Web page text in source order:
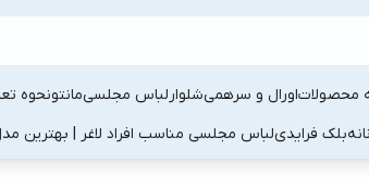
محصولاتاورال و سرهمیشلوارلباس مجلسیمانتونحوه
بلک فرایدیلباس مجلسی مناسب افراد لاغر | بهترین